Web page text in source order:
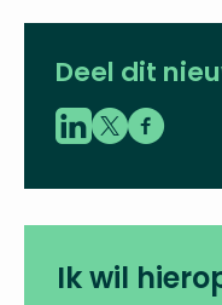
Deel dit
Ik wil